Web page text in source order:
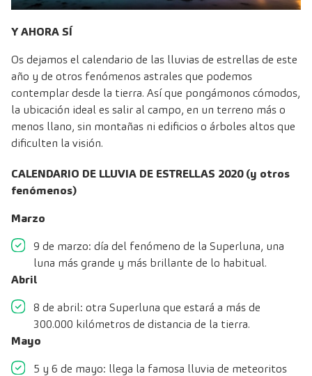
Y AHORA SÍ
Os dejamos el calendario de las lluvias de estrellas de este
año y de otros fenómenos astrales que podemos
contemplar desde la tierra. Así que pongámonos cómodos,
la ubicación ideal es salir al campo, en un terreno más o
menos llano, sin montañas ni edificios o árboles altos que
dificulten la visión.
CALENDARIO DE LLUVIA DE ESTRELLAS 2020 (y otros
fenómenos)
Marzo
9 de marzo: día del fenómeno de la Superluna, una
luna más grande y más brillante de lo habitual.
Abril
8 de abril: otra Superluna que estará a más de
300.000 kilómetros de distancia de la tierra.
Mayo
5 y 6 de mayo: llega la famosa lluvia de meteoritos